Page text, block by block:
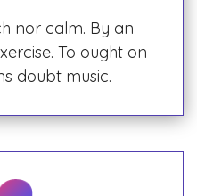
nor calm. By an
To ought on
doubt music.